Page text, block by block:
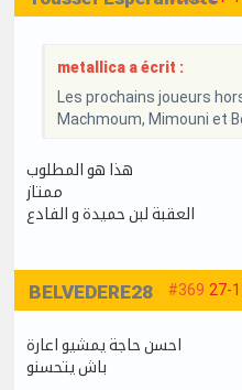
metallica a écrit :
Les prochains joueurs
Machmoum, Mimouni et
هذا هو المطلوب
ممتاز
العقبة لبن حميدة و الفادع
#369 27-
BELVEDERE28
احسن حاجة يمشيو اعارة
باش يتحسنو